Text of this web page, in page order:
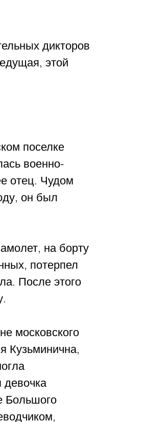
дикторов
этой
поселке
военно-
отец. Чудом
он был
на борту
потерпел
После этого
московского
Кузьминична,
Большого